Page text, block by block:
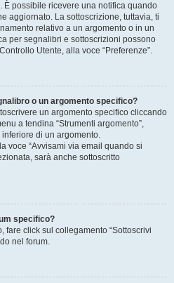
È possibile ricevere una notifica quando
aggiornato. La sottoscrizione, tuttavia, ti
relativo a un argomento o in un
per segnalibri e sottoscrizioni possono
Utente, alla voce “Preferenze”.
o un argomento specifico?
un argomento specifico cliccando
a tendina “Strumenti argomento”,
di un argomento.
voce “Avvisami via email quando si
sarà anche sottoscritto
specifico?
fare click sul collegamento “Sottoscrivi
nel forum.